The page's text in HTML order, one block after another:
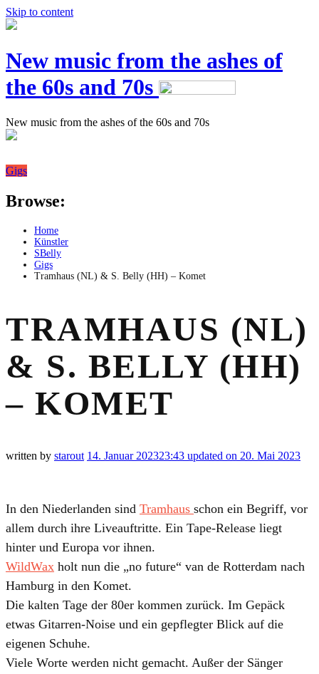
Skip to content
New music from the ashes of
the 60s and 70s
New music from the ashes of the 60s and 70s
Gigs
Browse:
Home
Künstler
SBelly
Gigs
Tramhaus (NL) & S. Belly (HH) – Komet
TRAMHAUS (NL)
& S. BELLY (HH)
– KOMET
written by starout 14. Januar 202323:43 updated on 20. Mai 2023
In den Niederlanden sind Tramhaus schon ein Begriff, vor
allem durch ihre Liveauftritte. Ein Tape-Release liegt
hinter und Europa vor ihnen.
WildWax holt nun die „no future“ van de Rotterdam nach
Hamburg in den Komet.
Die kalten Tage der 80er kommen zurück. Im Gepäck
etwas Gitarren-Noise und ein gepflegter Blick auf die
eigenen Schuhe.
Viele Worte werden nicht gemacht. Außer der Sänger